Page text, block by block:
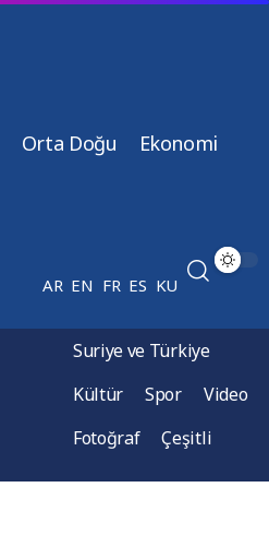
Orta Doğu Ekonomi
AR EN FR ES KU
Suriye ve Türkiye
Kültür
Spor
Video
Fotoğraf
Çeşitli